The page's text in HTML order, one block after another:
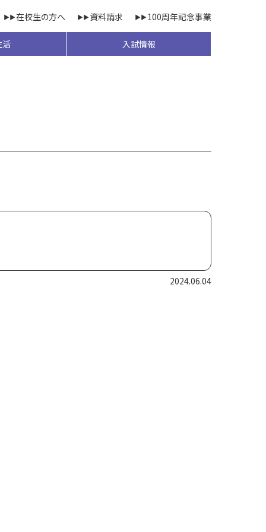
在校生の方へ 資料請求 100周年記念事業
活 入試情報
2024.06.04